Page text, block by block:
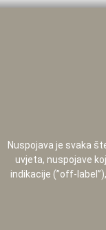
Nuspojava je svaka
uvjeta, nuspojave
indikacije (”off-